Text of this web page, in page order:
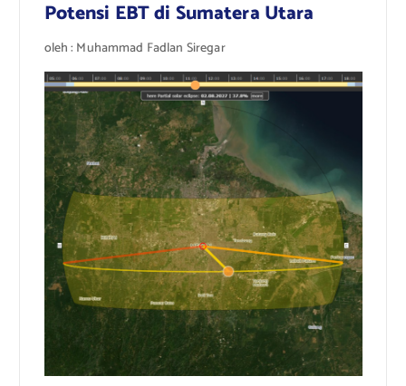
Potensi EBT di Sumatera Utara
oleh : Muhammad Fadlan Siregar